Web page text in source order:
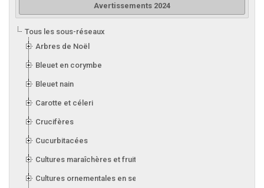
Avertissements 2024
Tous les sous-réseaux
Arbres de Noël
Bleuet en corymbe
Bleuet nain
Carotte et céleri
Crucifères
Cucurbitacées
Cultures maraîchères et fruitières en serre
Cultures ornementales en serre